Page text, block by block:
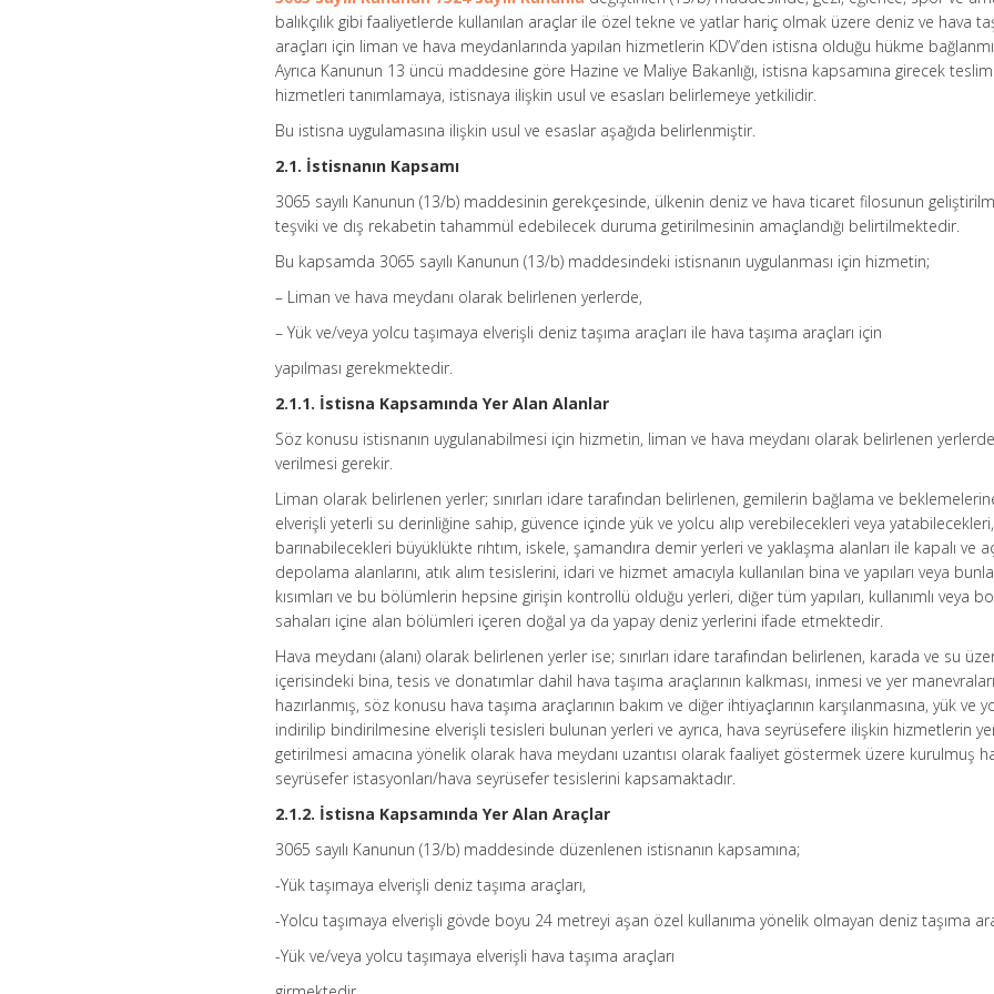
balıkçılık gibi faaliyetlerde kullanılan araçlar ile özel tekne ve yatlar hariç olmak üzere deniz ve hava
araçları için liman ve hava meydanlarında yapılan hizmetlerin KDV’den istisna olduğu hükme
Ayrıca Kanunun 13 üncü maddesine göre Hazine ve Maliye Bakanlığı, istisna kapsamına girecek
hizmetleri tanımlamaya, istisnaya ilişkin usul ve esasları belirlemeye yetkilidir.
Bu istisna uygulamasına ilişkin usul ve esaslar aşağıda belirlenmiştir.
2.1. İstisnanın Kapsamı
3065 sayılı Kanunun (13/b) maddesinin gerekçesinde, ülkenin deniz ve hava ticaret filosunun
teşviki ve dış rekabetin tahammül edebilecek duruma getirilmesinin amaçlandığı belirtilmektedir.
Bu kapsamda 3065 sayılı Kanunun (13/b) maddesindeki istisnanın uygulanması için hizmetin;
– Liman ve hava meydanı olarak belirlenen yerlerde,
– Yük ve/veya yolcu taşımaya elverişli deniz taşıma araçları ile hava taşıma araçları için
yapılması gerekmektedir.
2.1.1. İstisna Kapsamında Yer Alan Alanlar
Söz konusu istisnanın uygulanabilmesi için hizmetin, liman ve hava meydanı olarak belirlenen yerlerde
verilmesi gerekir.
Liman olarak belirlenen yerler; sınırları idare tarafından belirlenen, gemilerin bağlama ve
elverişli yeterli su derinliğine sahip, güvence içinde yük ve yolcu alıp verebilecekleri veya yatabilecekleri,
barınabilecekleri büyüklükte rıhtım, iskele, şamandıra demir yerleri ve yaklaşma alanları ile kapalı ve
depolama alanlarını, atık alım tesislerini, idari ve hizmet amacıyla kullanılan bina ve yapıları veya
kısımları ve bu bölümlerin hepsine girişin kontrollü olduğu yerleri, diğer tüm yapıları, kullanımlı veya
sahaları içine alan bölümleri içeren doğal ya da yapay deniz yerlerini ifade etmektedir.
Hava meydanı (alanı) olarak belirlenen yerler ise; sınırları idare tarafından belirlenen, karada ve su
içerisindeki bina, tesis ve donatımlar dahil hava taşıma araçlarının kalkması, inmesi ve yer
hazırlanmış, söz konusu hava taşıma araçlarının bakım ve diğer ihtiyaçlarının karşılanmasına, yük ve
indirilip bindirilmesine elverişli tesisleri bulunan yerleri ve ayrıca, hava seyrüsefere ilişkin hizmetlerin
getirilmesi amacına yönelik olarak hava meydanı uzantısı olarak faaliyet göstermek üzere kurulmuş
seyrüsefer istasyonları/hava seyrüsefer tesislerini kapsamaktadır.
2.1.2. İstisna Kapsamında Yer Alan Araçlar
3065 sayılı Kanunun (13/b) maddesinde düzenlenen istisnanın kapsamına;
-Yük taşımaya elverişli deniz taşıma araçları,
-Yolcu taşımaya elverişli gövde boyu 24 metreyi aşan özel kullanıma yönelik olmayan deniz taşıma
-Yük ve/veya yolcu taşımaya elverişli hava taşıma araçları